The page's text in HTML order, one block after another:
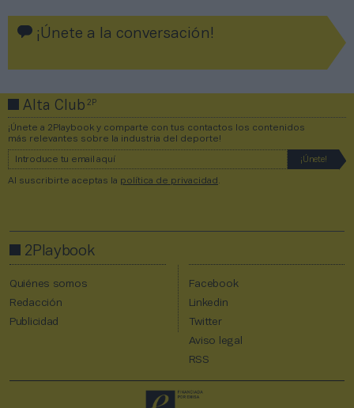
¡Únete a la conversación!
Alta Club2P
¡Únete a 2Playbook y comparte con tus contactos los contenidos
más relevantes sobre la industria del deporte!
Al suscribirte aceptas la política de privacidad .
2Playbook
Quiénes somos
Redacción
Publicidad
Facebook
Linkedin
Twitter
Aviso legal
RSS